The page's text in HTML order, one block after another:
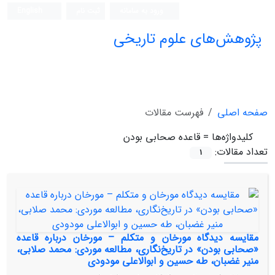
پژوهش‌های علوم تاریخی
صفحه اصلی
فهرست مقالات
کلیدواژه‌ها = قاعده صحابی بودن
تعداد مقالات:
1
مقایسه دیدگاه مورخان و متکلم – مورخان در‌باره قاعده
«صحابی بودن» در تاریخ‌نگاری، مطالعه موردی: محمد صلابی،
منیر غضبان، طه حسین و ابوالاعلی مودودی